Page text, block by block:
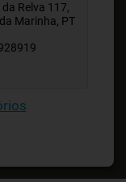
Relva 117,
Marinha, PT